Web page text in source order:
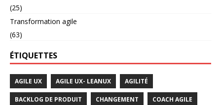
(25)
Transformation agile
(63)
ÉTIQUETTES
AGILE UX AGILE UX- LEANUX AGILITÉ
BACKLOG DE PRODUIT CHANGEMENT COACH AGILE